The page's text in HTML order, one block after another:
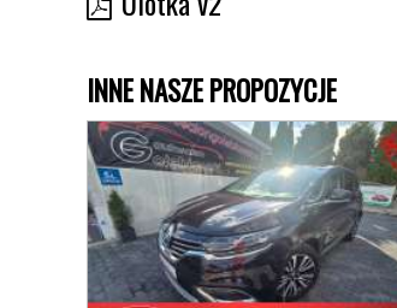
INNE NASZE PROPOZYCJE